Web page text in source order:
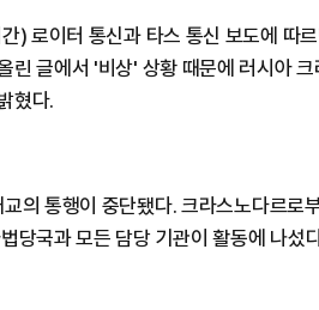
) 로이터 통신과 타스 통신 보도에 따
린 글에서 '비상' 상황 때문에 러시아
혔다.
의 통행이 중단됐다. 크라스노다르로
당국과 모든 담당 기관이 활동에 나섰